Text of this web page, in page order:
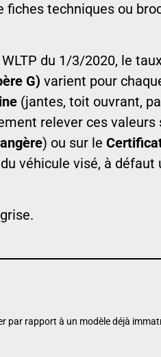
fiches techniques ou
du 1/3/2020, le
G) varient pour
(jantes, toit ouvrant,
relever ces valeurs
) ou sur le
véhicule visé, à défaut
par rapport à un modèle déjà